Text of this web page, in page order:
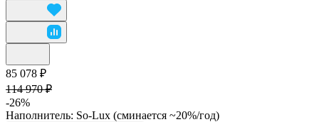
85 078 ₽
114 970 ₽
-26%
Наполнитель: So-Lux (cминается ~20%/год)